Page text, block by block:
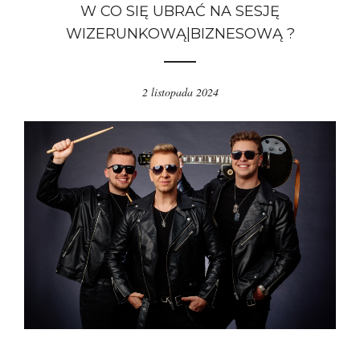
W CO SIĘ UBRAĆ NA SESJĘ
WIZERUNKOWĄ|BIZNESOWĄ ?
2 listopada 2024